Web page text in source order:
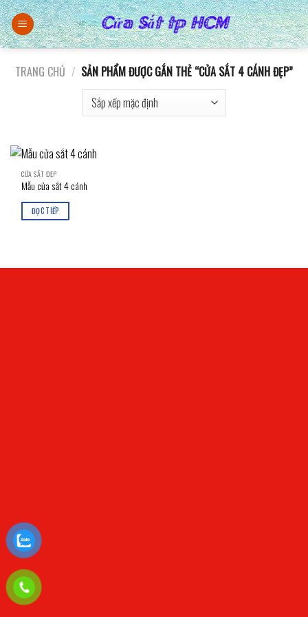
Skip
to
content
TRANG CHỦ / SẢN PHẨM ĐƯỢC GẮN THẺ “CỬA SẮT 4 CÁNH ĐẸP”
CỬA SẮT ĐẸP
Mẫu cửa sắt 4 cánh
ĐỌC TIẾP